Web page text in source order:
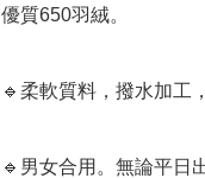
優質650羽絨。
🔹柔軟質料，撥水加工
🔹男女合用。無論平日